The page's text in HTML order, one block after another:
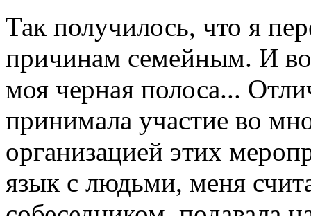
Так получилось, что я
причинам семейным. И
моя черная полоса...
принимала участие во
организацией этих
язык с людьми, меня